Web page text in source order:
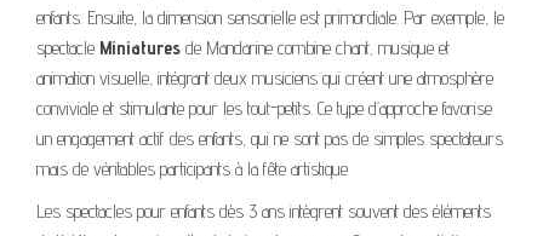
enfants. Ensuite, la dimension sensorielle est primordiale. Par exemple, le
spectacle Miniatures de Mandarine combine chant, musique et
animation visuelle, intégrant deux musiciens qui créent une atmosphère
conviviale et stimulante pour les tout-petits. Ce type d’approche favorise
un engagement actif des enfants, qui ne sont pas de simples spectateurs
mais de véritables participants à la fête artistique.
Les spectacles pour enfants dès 3 ans intègrent souvent des éléments